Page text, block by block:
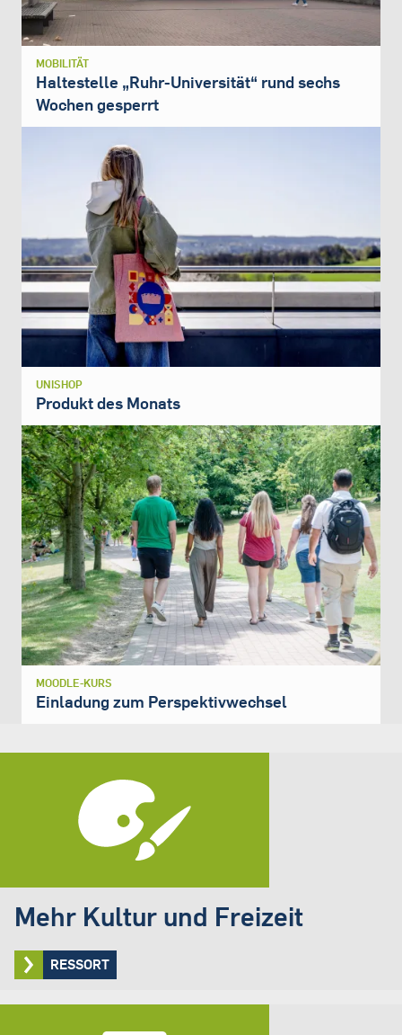
MOBILITÄT
Haltestelle „Ruhr-Universität“ rund sechs
Wochen gesperrt
UNISHOP
Produkt des Monats
MOODLE-KURS
Einladung zum Perspektivwechsel
Mehr Kultur und Freizeit
RESSORT